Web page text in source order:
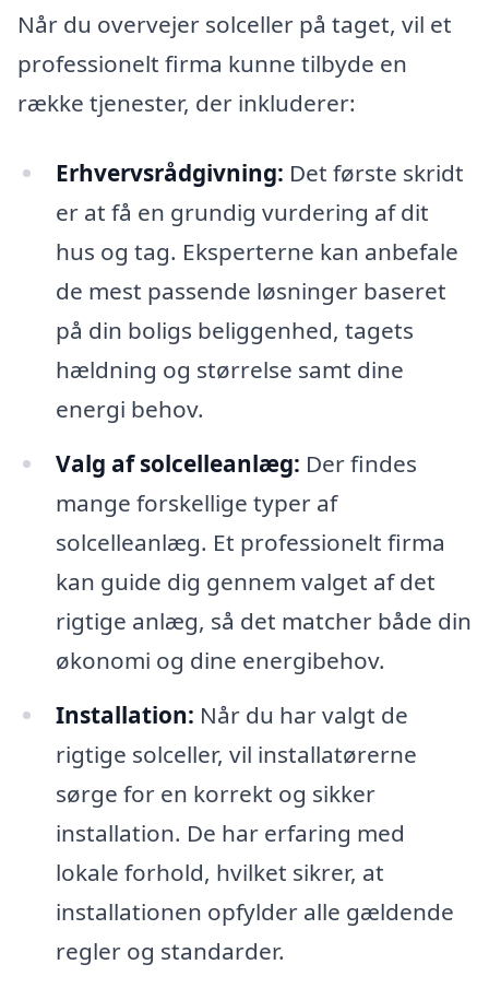
Når du overvejer solceller på taget, vil et
professionelt firma kunne tilbyde en
række tjenester, der inkluderer:
Erhvervsrådgivning: Det første skridt
er at få en grundig vurdering af dit
hus og tag. Eksperterne kan anbefale
de mest passende løsninger baseret
på din boligs beliggenhed, tagets
hældning og størrelse samt dine
energi behov.
Valg af solcelleanlæg: Der findes
mange forskellige typer af
solcelleanlæg. Et professionelt firma
kan guide dig gennem valget af det
rigtige anlæg, så det matcher både din
økonomi og dine energibehov.
Installation: Når du har valgt de
rigtige solceller, vil installatørerne
sørge for en korrekt og sikker
installation. De har erfaring med
lokale forhold, hvilket sikrer, at
installationen opfylder alle gældende
regler og standarder.